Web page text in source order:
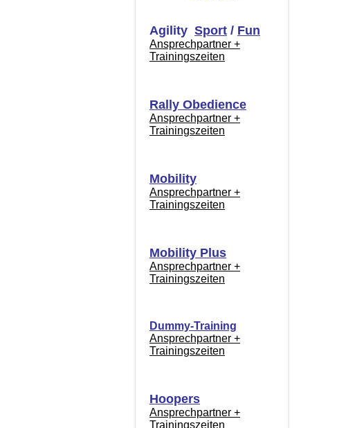
Agility Sport / Fun
Ansprechpartner +
Trainingszeiten
Rally Obedience
Ansprechpartner +
Trainingszeiten
Mobility
Ansprechpartner +
Trainingszeiten
Mobility Plus
Ansprechpartner +
Trainingszeiten
Dummy-Training
Ansprechpartner +
Trainingszeiten
Hoopers
Ansprechpartner +
Trainingszeiten